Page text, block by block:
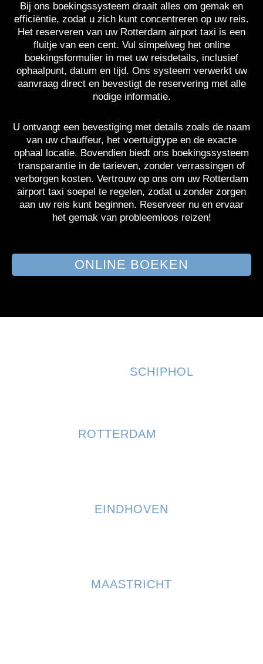
Bij ons boekingssysteem draait alles om gemak en
efficiëntie, zodat u zich kunt concentreren op uw reis.
Het reserveren van uw Rotterdam airport taxi is een
fluitje van een cent. Vul simpelweg het online
boekingsformulier in met uw reisdetails, inclusief
ophaalpunt, datum en tijd. Ons systeem verwerkt uw
aanvraag direct en bevestigt de reservering met alle
nodige informatie.
U ontvangt een bevestiging met details zoals de naam
van uw chauffeur, het voertuigtype en de exacte
ophaal locatie. Bovendien biedt ons boekingssysteem
transparantie in de tarieven, zonder verrassingen of
verborgen kosten. Vertrouw op ons om uw Rotterdam
airport taxi soepel te regelen, zodat u zonder zorgen
aan uw reis kunt beginnen. Reserveer nu en ervaar
het gemak van probleemloos reizen!
ONLINE BOEKEN
SCHIPHOL
ROTTERDAM
EINDHOVEN
MAASTRICHT